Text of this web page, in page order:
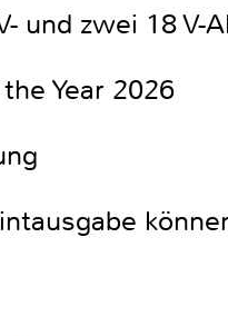
und zwei 18 V-
Year 2026